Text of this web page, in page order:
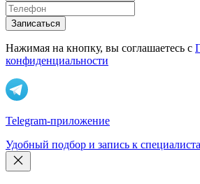
Записаться
Нажимая на кнопку, вы соглашаетесь с
конфиденциальности
Telegram-приложение
Удобный подбор и запись к